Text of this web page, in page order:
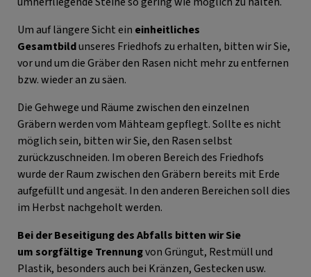
Um auf längere Sicht ein einheitliches
Gesamtbildunseres Friedhofs zu erhalten, bitten wir Sie,
vor und um die Gräber den Rasen nicht mehr zu entfernen
bzw. wieder an zu säen.
Die Gehwege und Räume zwischen den einzelnen
Gräbern werden vom Mähteam gepflegt. Sollte es nicht
möglich sein, bitten wir Sie, den Rasen selbst
zurückzuschneiden. Im oberen Bereich des Friedhofs
wurde der Raum zwischen den Gräbern bereits mit Erde
aufgefüllt und angesät. In den anderen Bereichen soll dies
im Herbst nachgeholt werden.
Bei der Beseitigung des Abfalls bitten wir Sie
um sorgfältige Trennungvon Grüngut, Restmüll und
Plastik, besonders auch bei Kränzen, Gestecken usw.